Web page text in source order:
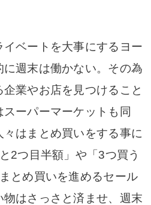
ベートを大事にするヨー
週末は働かない。その為
業やお店を見つけること
ーパーマーケットも同
々はまとめ買いをする事に
2つ目半額」や「3つ買う
とめ買いを進めるセール
はさっさと済ませ、週末